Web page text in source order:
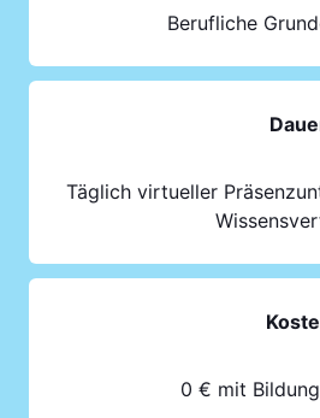
Berufliche
Täglich virtueller
0 € mit